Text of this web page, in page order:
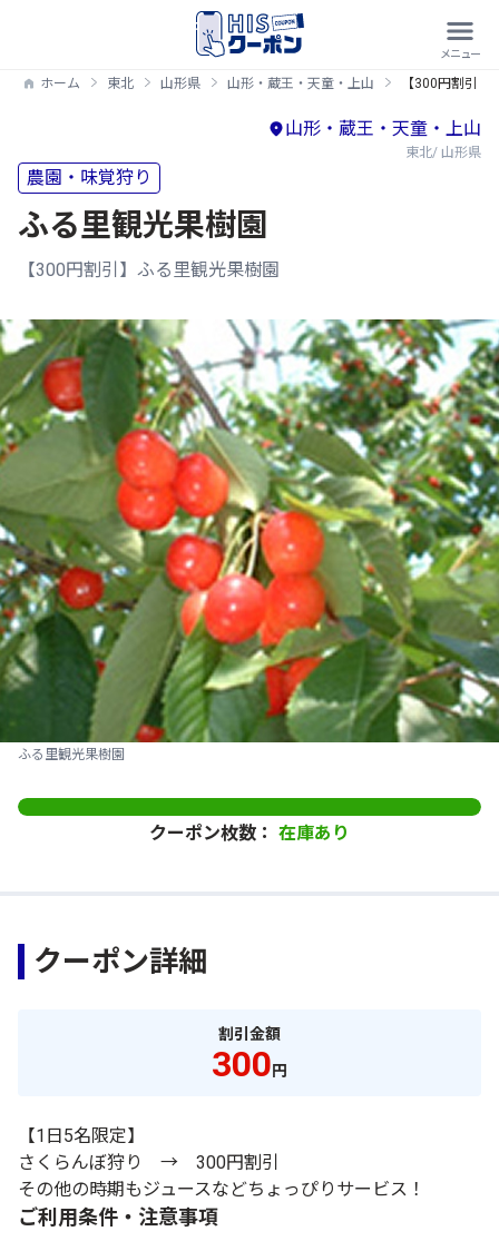
ホーム 東北 山形県 山形・蔵王・天童・上山 【300円割引
山形・蔵王・天童・上山
東北/ 山形県
農園・味覚狩り
ふる里観光果樹園
【300円割引】ふる里観光果樹園
ふる里観光果樹園
クーポン枚数： 在庫あり
クーポン詳細
割引金額
300円
【1日5名限定】
さくらんぼ狩り → 300円割引
その他の時期もジュースなどちょっぴりサービス！
ご利用条件・注意事項